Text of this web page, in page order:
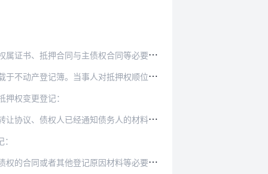
权合同等必要材料，共同申请办理抵押登记。
对抵押权顺位另有约定的，从其规定办理登记。
权变更登记：
人的材料等相关材料，申请抵押权的转移登记。
材料等必要材料，申请最高额抵押权首次登记。